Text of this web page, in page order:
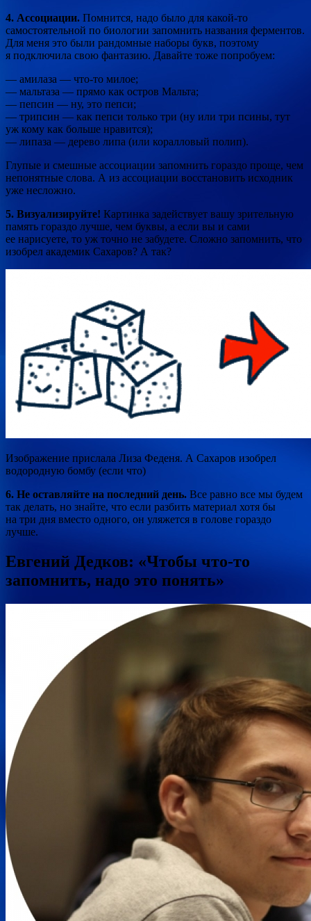
4. Ассоциации. Помнится, надо было для какой-то
самостоятельной по биологии запомнить названия ферментов.
Для меня это были рандомные наборы букв, поэтому
я подключила свою фантазию. Давайте тоже попробуем:
— амилаза — что-то милое;
— мальтаза — прямо как остров Мальта;
— пепсин — ну, это пепси;
— трипсин — как пепси только три (ну или три псины, тут
уж кому как больше нравится);
— липаза — дерево липа (или коралловый полип).
Глупые и смешные ассоциации запомнить гораздо проще, чем
непонятные слова. А из ассоциации восстановить исходник
уже несложно.
5. Визуализируйте! Картинка задействует вашу зрительную
память гораздо лучше, чем буквы, а если вы и сами
ее нарисуете, то уж точно не забудете. Сложно запомнить, что
изобрел академик Сахаров? А так?
Изображение прислала Лиза Феденя. А Сахаров изобрел
водородную бомбу (если что)
6. Не оставляйте на последний день. Все равно все мы будем
так делать, но знайте, что если разбить материал хотя бы
на три дня вместо одного, он уляжется в голове гораздо
лучше.
Евгений Дедков: «Чтобы что-то
запомнить, надо это понять»